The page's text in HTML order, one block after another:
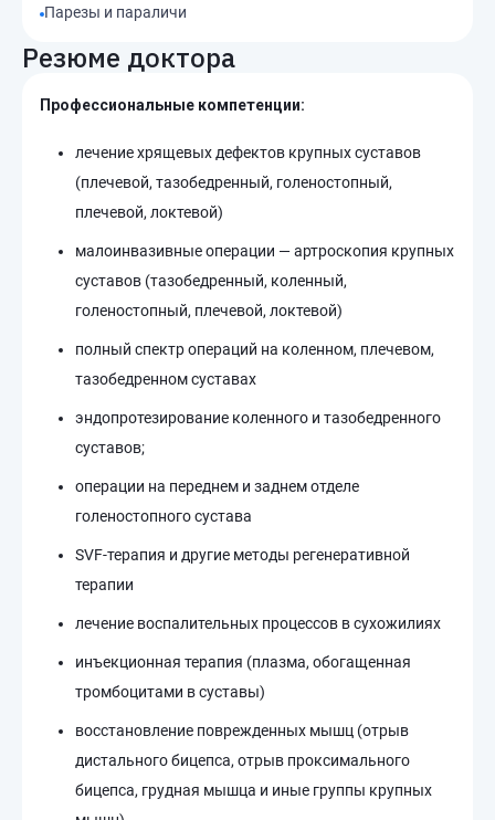
Парезы и параличи
Резюме доктора
Профессиональные компетенции:
лечение хрящевых дефектов крупных суставов
(плечевой, тазобедренный, голеностопный,
плечевой, локтевой)
малоинвазивные операции — артроскопия крупных
суставов (тазобедренный, коленный,
голеностопный, плечевой, локтевой)
полный спектр операций на коленном, плечевом,
тазобедренном суставах
⁠эндопротезирование коленного и тазобедренного
суставов;
операции на переднем и заднем отделе
голеностопного сустава
SVF-терапия и другие методы регенеративной
терапии
лечение воспалительных процессов в сухожилиях
инъекционная терапия (плазма, обогащенная
тромбоцитами в суставы)
восстановление поврежденных мышц (отрыв
дистального бицепса, отрыв проксимального
бицепса, грудная мышца и иные группы крупных